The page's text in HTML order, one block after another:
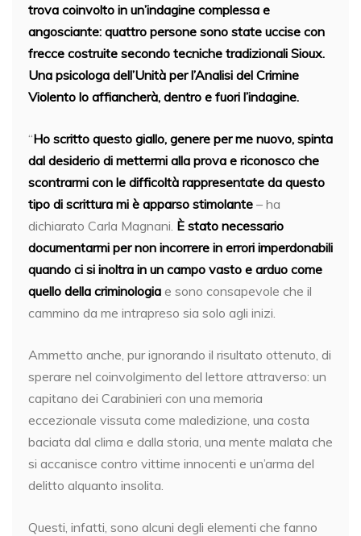
trova coinvolto in un’indagine complessa e
angosciante: quattro persone sono state uccise con
frecce costruite secondo tecniche tradizionali Sioux.
Una psicologa dell’Unità per l’Analisi del Crimine
Violento lo affiancherà, dentro e fuori l’indagine.
“Ho scritto questo giallo, genere per me nuovo, spinta
dal desiderio di mettermi alla prova e riconosco che
scontrarmi con le difficoltà rappresentate da questo
tipo di scrittura mi è apparso stimolante – ha
dichiarato Carla Magnani. È stato necessario
documentarmi per non incorrere in errori imperdonabili
quando ci si inoltra in un campo vasto e arduo come
quello della criminologia e sono consapevole che il
cammino da me intrapreso sia solo agli inizi.
Ammetto anche, pur ignorando il risultato ottenuto, di
sperare nel coinvolgimento del lettore attraverso: un
capitano dei Carabinieri con una memoria
eccezionale vissuta come maledizione, una costa
baciata dal clima e dalla storia, una mente malata che
si accanisce contro vittime innocenti e un’arma del
delitto alquanto insolita.
Questi, infatti, sono alcuni degli elementi che fanno